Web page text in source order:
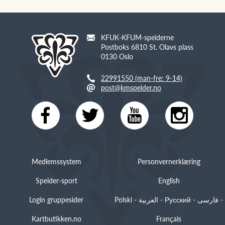
KFUK-KFUM-speiderne
Postboks 6810 St. Olavs plass
0130 Oslo
22991550 (man-fre: 9-14)
post@kmspeider.no
Medlemssystem
Speider-sport
Login gruppesider
Kartbutikken.no
Personvernerklæring
English
Polski - العربية - Русский - فارسی -
Français